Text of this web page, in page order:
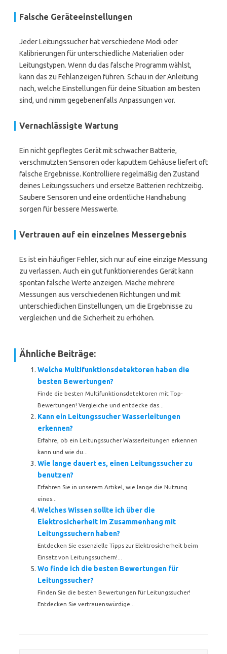
Falsche Geräteeinstellungen
Jeder Leitungssucher hat verschiedene Modi oder
Kalibrierungen für unterschiedliche Materialien oder
Leitungstypen. Wenn du das falsche Programm wählst,
kann das zu Fehlanzeigen führen. Schau in der Anleitung
nach, welche Einstellungen für deine Situation am besten
sind, und nimm gegebenenfalls Anpassungen vor.
Vernachlässigte Wartung
Ein nicht gepflegtes Gerät mit schwacher Batterie,
verschmutzten Sensoren oder kaputtem Gehäuse liefert oft
falsche Ergebnisse. Kontrolliere regelmäßig den Zustand
deines Leitungssuchers und ersetze Batterien rechtzeitig.
Saubere Sensoren und eine ordentliche Handhabung
sorgen für bessere Messwerte.
Vertrauen auf ein einzelnes Messergebnis
Es ist ein häufiger Fehler, sich nur auf eine einzige Messung
zu verlassen. Auch ein gut funktionierendes Gerät kann
spontan falsche Werte anzeigen. Mache mehrere
Messungen aus verschiedenen Richtungen und mit
unterschiedlichen Einstellungen, um die Ergebnisse zu
vergleichen und die Sicherheit zu erhöhen.
Ähnliche Beiträge:
Welche Multifunktionsdetektoren haben die
besten Bewertungen?
Finde die besten Multifunktionsdetektoren mit Top-
Bewertungen! Vergleiche und entdecke das...
Kann ein Leitungssucher Wasserleitungen
erkennen?
Erfahre, ob ein Leitungssucher Wasserleitungen erkennen
kann und wie du...
Wie lange dauert es, einen Leitungssucher zu
benutzen?
Erfahren Sie in unserem Artikel, wie lange die Nutzung
eines...
Welches Wissen sollte ich über die
Elektrosicherheit im Zusammenhang mit
Leitungssuchern haben?
Entdecken Sie essenzielle Tipps zur Elektrosicherheit beim
Einsatz von Leitungssuchern!...
Wo finde ich die besten Bewertungen für
Leitungssucher?
Finden Sie die besten Bewertungen für Leitungssucher!
Entdecken Sie vertrauenswürdige...